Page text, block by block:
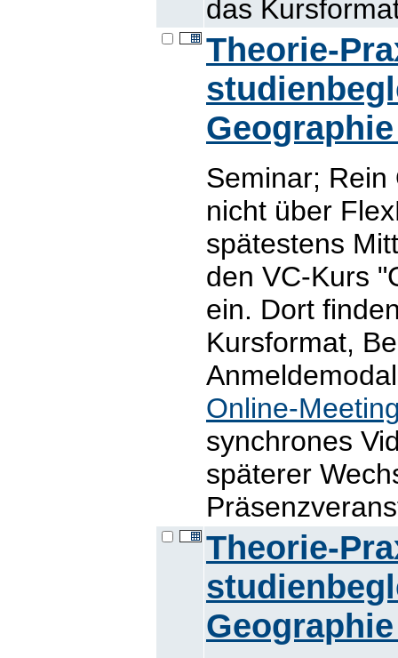
das
Theorie-
Seminar; Rein
nicht über
spätestens
den VC-Kurs
ein. Dort
Kursformat,
Online-
synchrones
späterer
Theorie-